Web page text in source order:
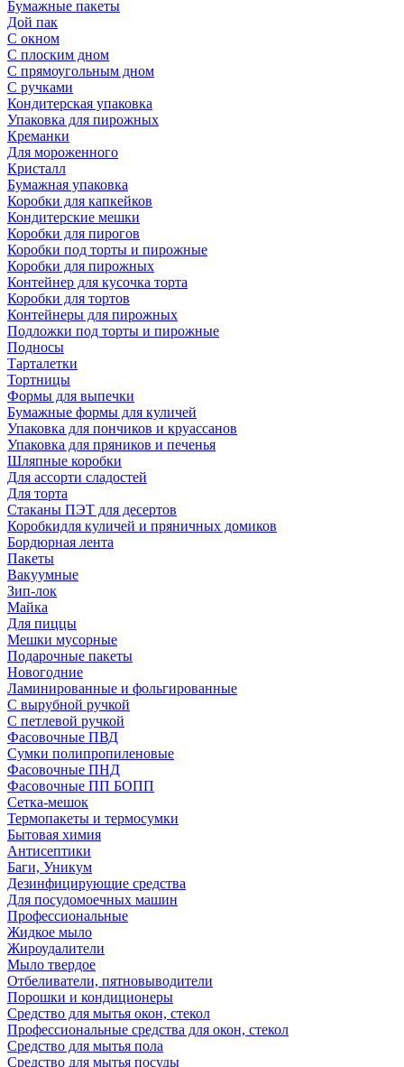
Бумажные пакеты
Дой пак
С окном
С плоским дном
С прямоугольным дном
С ручками
Кондитерская упаковка
Упаковка для пирожных
Креманки
Для мороженного
Кристалл
Бумажная упаковка
Коробки для капкейков
Кондитерские мешки
Коробки для пирогов
Коробки под торты и пирожные
Коробки для пирожных
Контейнер для кусочка торта
Коробки для тортов
Контейнеры для пирожных
Подложки под торты и пирожные
Подносы
Тарталетки
Тортницы
Формы для выпечки
Бумажные формы для куличей
Упаковка для пончиков и круассанов
Упаковка для пряников и печенья
Шляпные коробки
Для ассорти сладостей
Для торта
Стаканы ПЭТ для десертов
Коробкидля куличей и пряничных домиков
Бордюрная лента
Пакеты
Вакуумные
Зип-лок
Майка
Для пиццы
Мешки мусорные
Подарочные пакеты
Новогодние
Ламинированные и фольгированные
С вырубной ручкой
С петлевой ручкой
Фасовочные ПВД
Сумки полипропиленовые
Фасовочные ПНД
Фасовочные ПП БОПП
Сетка-мешок
Термопакеты и термосумки
Бытовая химия
Антисептики
Баги, Уникум
Дезинфицирующие средства
Для посудомоечных машин
Профессиональные
Жидкое мыло
Жироудалители
Мыло твердое
Отбеливатели, пятновыводители
Порошки и кондиционеры
Средство для мытья окон, стекол
Профессиональные средства для окон, стекол
Средство для мытья пола
Средство для мытья посуды